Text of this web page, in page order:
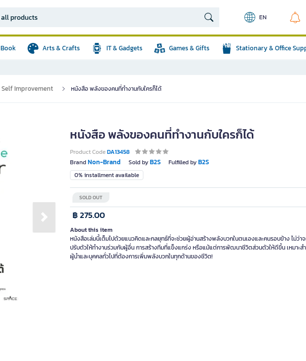
EN
Book Arts & Crafts IT & Gadgets Games & Gifts Stationary & Office
Self Improvement หนังสือ พลังของคนที่ทำงานกับใครก็ได้
Next slide
หนังสือ พลังของคนที่ทำงานกับใครก็ได้
Product CodeDA13458
BrandNon-Brand Sold byB2S Fulfilled byB2S
0% installment available
SOLD OUT
฿ 275.00
About this item
หนังสือเล่มนี้เต็มไปด้วยแนวคิดและกลยุทธ์ที่จะช่วยผู้อ่านสร้างพลังบวกในตนเองและคนรอบข้าง ไม่ว่าจ
ปรับตัวให้ทำงานร่วมกับผู้อื่น การสร้างทีมที่แข็งแกร่ง หรือแม้แต่การพัฒนาชีวิตส่วนตัวให้ดีขึ้น เหมาะส
ผู้นำและบุคคลทั่วไปที่ต้องการเพิ่มพลังบวกในทุกด้านของชีวิต!